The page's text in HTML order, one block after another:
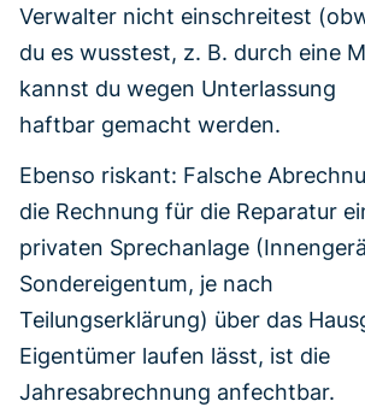
Verwalter nicht einschreitest
du es wusstest, z. B. durch eine
kannst du wegen Unterlassung
haftbar gemacht werden.
Ebenso riskant: Falsche
die Rechnung für die Reparatur
privaten Sprechanlage
Sondereigentum, je nach
Teilungserklärung) über das
Eigentümer laufen lässt, ist die
Jahresabrechnung anfechtbar.